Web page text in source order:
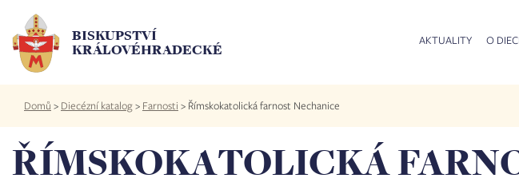
hlavnímu
obsahu
BISKUPSTVÍ
KRÁLOVÉHRADECKÉ
AKTUALITY O
Drobečková
navigace
Domů > Diecézní katalog> Farnosti > Římskokatolická farnost Nechanice
ŘÍMSKOKATOLICKÁ